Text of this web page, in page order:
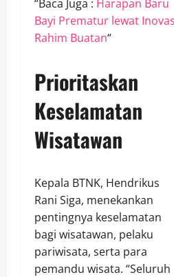
“Baca Juga : Harapan Baru
Bayi Prematur lewat
Rahim Buatan“
Prioritaskan
Keselamatan
Wisatawan
Kepala BTNK, Hendrikus
Rani Siga, menekankan
pentingnya keselamatan
bagi wisatawan, pelaku
pariwisata, serta para
pemandu wisata. “Seluruh